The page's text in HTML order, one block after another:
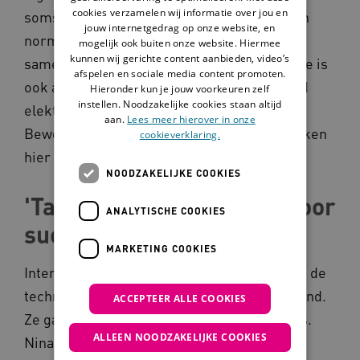
soms in paniek als even iets anders gaat dan
normaal. Dan scheelt het als je dat een keer
samen geoefend hebt. Sommige technologie is
ook al heel normaal geworden. Bijvoorbeeld
elektrische gordijnrails en verlichting.
Bewoners gebruiken dat nu dagelijks en kijken
hier niet meer raar van op.'
'Taakhouders zijn nodig voor
succesvolle inzet'
InteraktContour heeft de implementatie van de
technologie inmiddels bij één locatie afgerond.
Ze gaan nu aan de slag met de andere teams.
Nina legt uit: 'We zijn daarnaast gestart met
cookies verzamelen wij informatie over jou en
jouw internetgedrag op onze website, en
mogelijk ook buiten onze website. Hiermee
kunnen wij gerichte content aanbieden, video’s
afspelen en sociale media content promoten.
Hieronder kun je jouw voorkeuren zelf
instellen. Noodzakelijke cookies staan altijd
aan. Lees meer hierover in onze
cookieverklaring.
NOODZAKELIJKE COOKIES
ANALYTISCHE COOKIES
MARKETING COOKIES
ACCEPTEER ALLE COOKIES
ALLEEN NOODZAKELIJKE COOKIES